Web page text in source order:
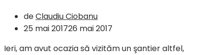
deClaudiu Ciobanu
25 mai 201726 mai 2017
Ieri, am avut ocazia să vizităm un şantier altfel,